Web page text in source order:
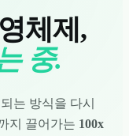
체제,
중.
는 방식을 다시
지 끌어가는 100x